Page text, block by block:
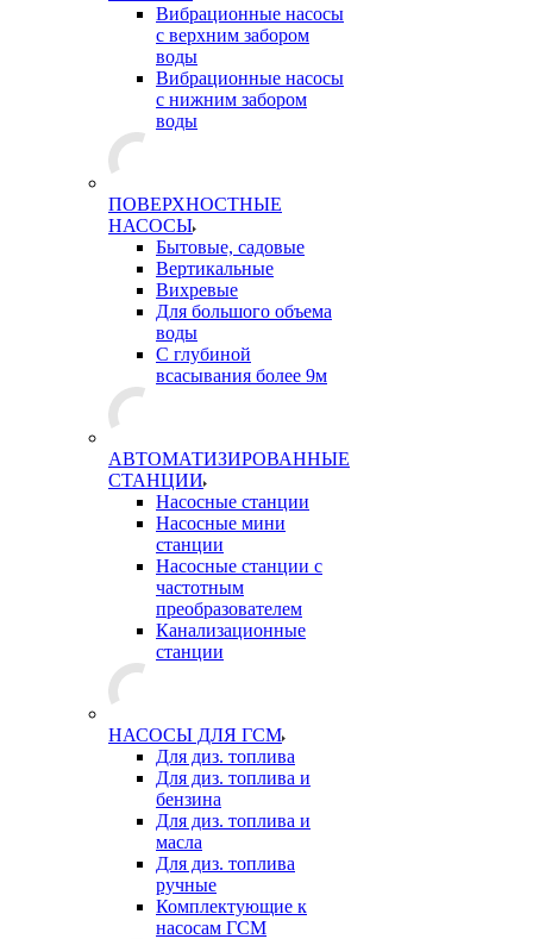
Вибрационные насосы
с верхним забором
воды
Вибрационные насосы
с нижним забором
воды
ПОВЕРХНОСТНЫЕ
НАСОСЫ
Бытовые, садовые
Вертикальные
Вихревые
Для большого объема
воды
С глубиной
всасывания более 9м
АВТОМАТИЗИРОВАННЫЕ
СТАНЦИИ
Насосные станции
Насосные мини
станции
Насосные станции с
частотным
преобразователем
Канализационные
станции
НАСОСЫ ДЛЯ ГСМ
Для диз. топлива
Для диз. топлива и
бензина
Для диз. топлива и
масла
Для диз. топлива
ручные
Комплектующие к
насосам ГСМ